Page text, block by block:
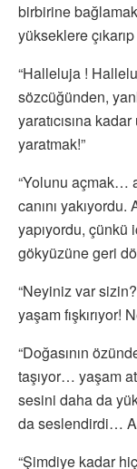
birbirine
yükseklere
“Halleluja !
sözcüğünden,
yaratıcısına
yaratmak!”
“Yolunu açmak…
canını yakıyordu.
yapıyordu, çünkü
gökyüzüne geri
“Neyiniz var
yaşam fışkırıyor!
“Doğasının
taşıyor… yaşam
sesini daha da
da seslendirdi…
“Şimdiye kadar